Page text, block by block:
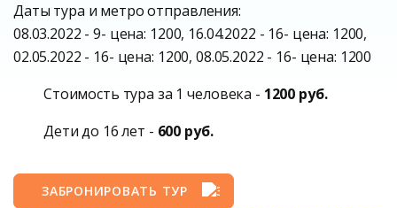
Даты тура и метро отправления:
08.03.2022 - 9- цена: 1200, 16.04.2022 - 16- цена: 1200,
02.05.2022 - 16- цена: 1200, 08.05.2022 - 16- цена: 1200
Стоимость тура за 1 человека - 1200 руб.
Дети до 16 лет - 600 руб.
ЗАБРОНИРОВАТЬ ТУР